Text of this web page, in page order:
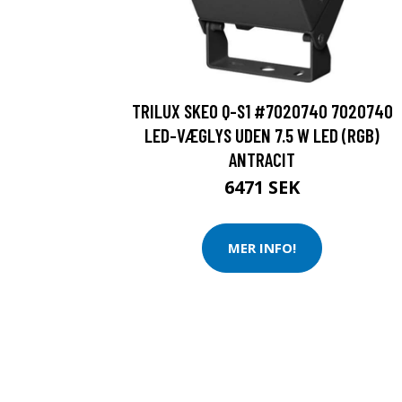
TRILUX SKEO Q-S1 #7020740 7020740
LED-VÆGLYS UDEN 7.5 W LED (RGB)
ANTRACIT
6471 SEK
MER INFO!